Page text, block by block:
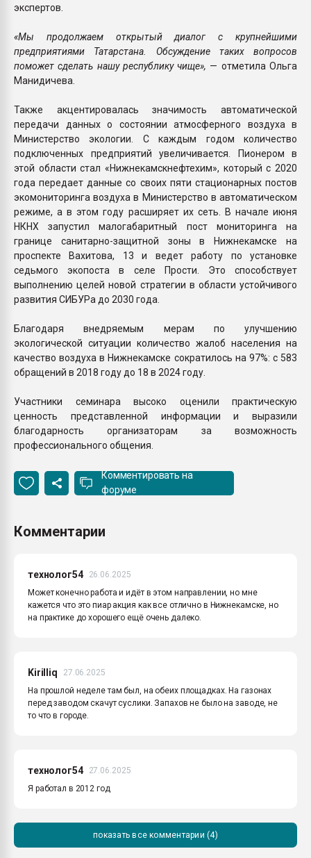
экспертов.
«Мы продолжаем открытый диалог с крупнейшими
предприятиями Татарстана. Обсуждение таких вопросов
поможет сделать нашу республику чище», — отметила Ольга
Манидичева.
Также акцентировалась значимость автоматической
передачи данных о состоянии атмосферного воздуха в
Министерство экологии. С каждым годом количество
подключенных предприятий увеличивается. Пионером в
этой области стал «Нижнекамскнефтехим», который с 2020
года передает данные со своих пяти стационарных постов
экомониторинга воздуха в Министерство в автоматическом
режиме, а в этом году расширяет их сеть. В начале июня
НКНХ запустил малогабаритный пост мониторинга на
границе санитарно-защитной зоны в Нижнекамске на
проспекте Вахитова, 13 и ведет работу по установке
седьмого экопоста в селе Прости. Это способствует
выполнению целей новой стратегии в области устойчивого
развития СИБУРа до 2030 года.
Благодаря внедряемым мерам по улучшению
экологической ситуации количество жалоб населения на
качество воздуха в Нижнекамске сократилось на 97%: с 583
обращений в 2018 году до 18 в 2024 году.
Участники семинара высоко оценили практическую
ценность представленной информации и выразили
благодарность организаторам за возможность
профессионального общения.
Комментировать на
форуме
Комментарии
технолог54
26.06.2025
Может конечно работа и идёт в этом направлении, но мне
кажется что это пиар акция как все отлично в Нижнекамске, но
на практике до хорошего ещё очень далеко.
Kirilliq
27.06.2025
На прошлой неделе там был, на обеих площадках. На газонах
перед заводом скачут суслики. Запахов не было на заводе, не
то что в городе.
технолог54
27.06.2025
Я работал в 2012 год
показать все комментарии (4)